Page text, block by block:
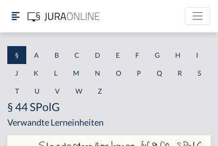
§ A B C D E F G H I
J K L M N O P Q R S
T U V W Z
§ 44 SPolG
Verwandte Lerneinheiten